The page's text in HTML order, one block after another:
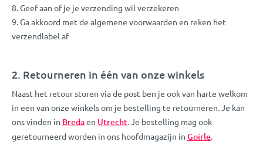
Geef aan of je je verzending wil verzekeren
Ga akkoord met de algemene voorwaarden en reken het
verzendlabel af
2. Retourneren in één van onze winkels
Naast het retour sturen via de post ben je ook van harte welkom
in een van onze winkels om je bestelling te retourneren. Je kan
ons vinden in Bredaen Utrecht. Je bestelling mag ook
geretourneerd worden in ons hoofdmagazijn in Goirle.